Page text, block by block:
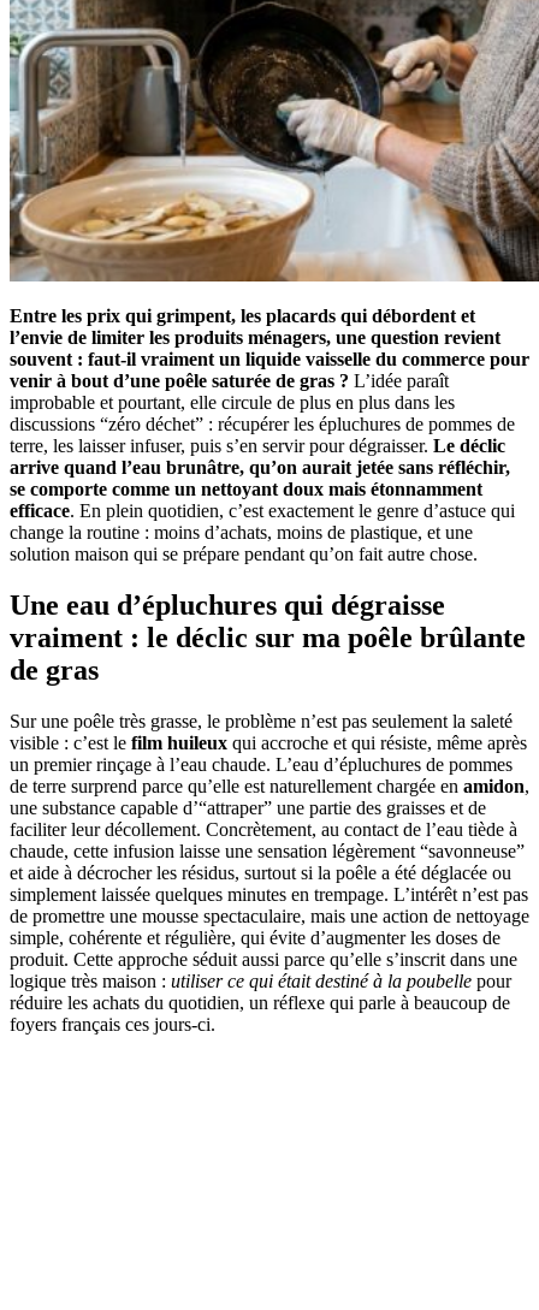
Entre les prix qui grimpent, les placards qui débordent et
l’envie de limiter les produits ménagers, une question revient
souvent : faut-il vraiment un liquide vaisselle du commerce pour
venir à bout d’une poêle saturée de gras ? L’idée paraît
improbable et pourtant, elle circule de plus en plus dans les
discussions “zéro déchet” : récupérer les épluchures de pommes de
terre, les laisser infuser, puis s’en servir pour dégraisser. Le déclic
arrive quand l’eau brunâtre, qu’on aurait jetée sans réfléchir,
se comporte comme un nettoyant doux mais étonnamment
efficace. En plein quotidien, c’est exactement le genre d’astuce qui
change la routine : moins d’achats, moins de plastique, et une
solution maison qui se prépare pendant qu’on fait autre chose.
Une eau d’épluchures qui dégraisse
vraiment : le déclic sur ma poêle brûlante
de gras
Sur une poêle très grasse, le problème n’est pas seulement la saleté
visible : c’est le film huileux qui accroche et qui résiste, même après
un premier rinçage à l’eau chaude. L’eau d’épluchures de pommes
de terre surprend parce qu’elle est naturellement chargée en amidon,
une substance capable d’“attraper” une partie des graisses et de
faciliter leur décollement. Concrètement, au contact de l’eau tiède à
chaude, cette infusion laisse une sensation légèrement “savonneuse”
et aide à décrocher les résidus, surtout si la poêle a été déglacée ou
simplement laissée quelques minutes en trempage. L’intérêt n’est pas
de promettre une mousse spectaculaire, mais une action de nettoyage
simple, cohérente et régulière, qui évite d’augmenter les doses de
produit. Cette approche séduit aussi parce qu’elle s’inscrit dans une
logique très maison : utiliser ce qui était destiné à la poubelle pour
réduire les achats du quotidien, un réflexe qui parle à beaucoup de
foyers français ces jours-ci.